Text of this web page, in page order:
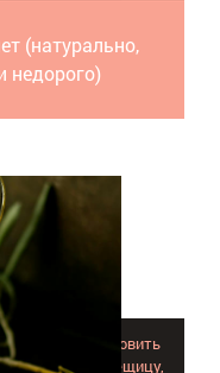
(натурально,
недорого)
можно изготовить
и нужную вещицу,